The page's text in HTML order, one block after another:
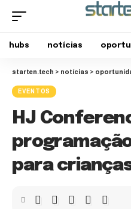
hubs notícias
starten.tech > notícias >
EVENTOS
HJ
para